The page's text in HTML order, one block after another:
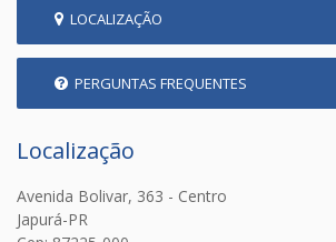
LOCALIZAÇÃO
PERGUNTAS FREQUENTES
Localização
Avenida Bolivar, 363 - Centro
Japurá-PR